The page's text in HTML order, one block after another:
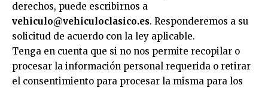
derechos, puede escribirnos a
vehiculo@vehiculoclasico.es. Responderemos a su
solicitud de acuerdo con la ley aplicable.
Tenga en cuenta que si no nos permite recopilar o
procesar la información personal requerida o retirar
el consentimiento para procesar la misma para los